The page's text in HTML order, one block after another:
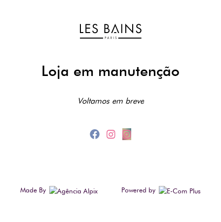
Loja em manutenção
Voltamos em breve
Made By Powered by